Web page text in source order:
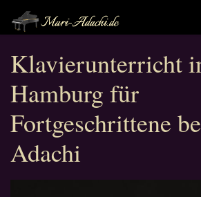
Klavierunterricht
Hamburg für
Fortgeschrittene
Adachi